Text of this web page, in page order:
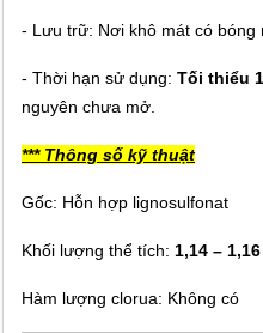
- Lưu trữ: Nơi khô mát có bóng
- Thời hạn sử dụng: Tối thiểu
nguyên chưa mở.
*** Thông số kỹ thuật
Gốc: Hỗn hợp lignosulfonat
Khối lượng thể tích: 1,14 –
Hàm lượng clorua: Không có